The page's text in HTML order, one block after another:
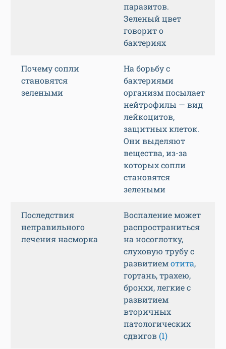
паразитов.
Зеленый цвет
говорит о
бактериях
Почему сопли
становятся
зелеными
На борьбу с
бактериями
организм посылает
нейтрофилы — вид
лейкоцитов,
защитных клеток.
Они выделяют
вещества, из-за
которых сопли
становятся
зелеными
Последствия
неправильного
лечения насморка
Воспаление может
распространиться
на носоглотку,
слуховую трубу с
развитиемотита,
гортань, трахею,
бронхи, легкие с
развитием
вторичных
патологических
сдвигов (1)